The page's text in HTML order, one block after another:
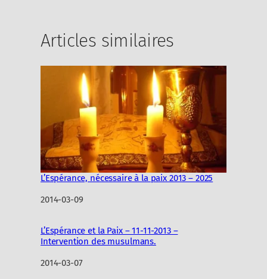
Articles similaires
L’Espérance, nécessaire à la paix 2013 – 2025
Date
2014-03-09
L’Espérance et la Paix – 11-11-2013 –
Intervention des musulmans.
Date
2014-03-07